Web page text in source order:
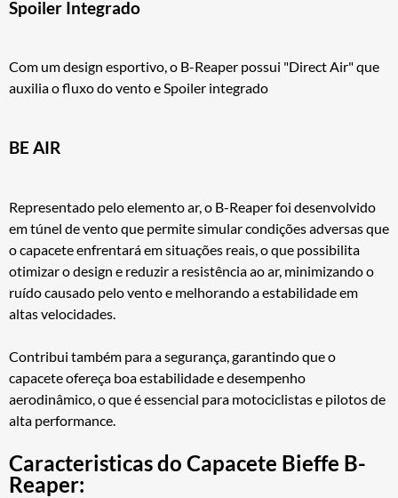
Spoiler Integrado
Com um design esportivo, o B-Reaper possui "Direct Air" que
auxilia o fluxo do vento e Spoiler integrado
BE AIR
Representado pelo elemento ar, o B-Reaper foi desenvolvido
em túnel de vento que permite simular condições adversas que
o capacete enfrentará em situações reais, o que possibilita
otimizar o design e reduzir a resistência ao ar, minimizando o
ruído causado pelo vento e melhorando a estabilidade em
altas velocidades.
Contribui também para a segurança, garantindo que o
capacete ofereça boa estabilidade e desempenho
aerodinâmico, o que é essencial para motociclistas e pilotos de
alta performance.
Caracteristicas do Capacete Bieffe B-
Reaper: